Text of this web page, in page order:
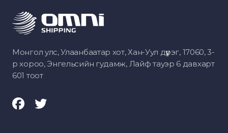
Монгол улс, Улаанбаатар хот, Хан-Уул дүүрэг, 17060, 3-
р хороо, Энгельсийн гудамж, Лайф тауэр 6 давхарт
601 тоот